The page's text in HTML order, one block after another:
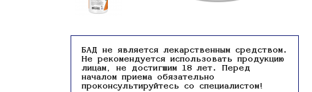
БАД не является лекарственным средством.
Не рекомендуется использовать продукцию
лицам, не достигшим 18 лет. Перед
началом приема обязательно
проконсультируйтесь со специалистом!